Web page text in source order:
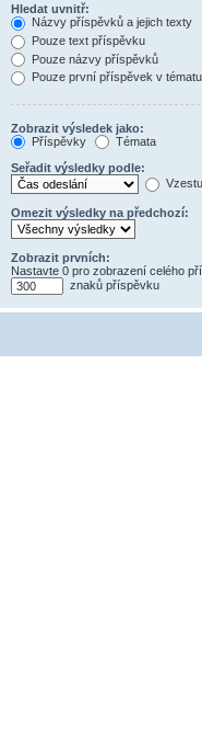
Hledat uvnitř:
Názvy příspěvků a jejich texty
Pouze text příspěvku
Pouze názvy příspěvků
Pouze první příspěvek v tématu
Zobrazit výsledek jako:
Příspěvky
Témata
Seřadit výsledky podle:
Omezit výsledky na předchozí:
Zobrazit prvních:
Nastavte 0 pro zobrazení celého
znaků příspěvku